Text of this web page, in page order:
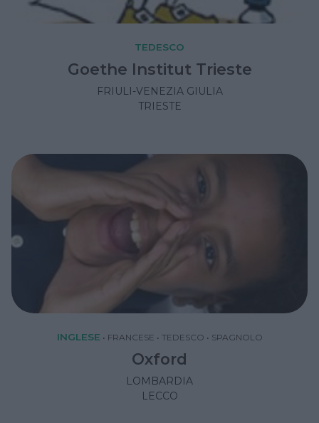
TEDESCO
Goethe Institut Trieste
FRIULI-VENEZIA GIULIA
TRIESTE
INGLESE • FRANCESE • TEDESCO • SPAGNOLO
Oxford
LOMBARDIA
LECCO